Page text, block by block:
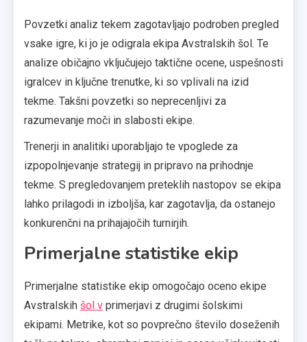
Povzetki analiz tekem zagotavljajo podroben pregled
vsake igre, ki jo je odigrala ekipa Avstralskih šol. Te
analize običajno vključujejo taktične ocene, uspešnosti
igralcev in ključne trenutke, ki so vplivali na izid
tekme. Takšni povzetki so neprecenljivi za
razumevanje moči in slabosti ekipe.
Trenerji in analitiki uporabljajo te vpoglede za
izpopolnjevanje strategij in pripravo na prihodnje
tekme. S pregledovanjem preteklih nastopov se ekipa
lahko prilagodi in izboljša, kar zagotavlja, da ostanejo
konkurenčni na prihajajočih turnirjih.
Primerjalne statistike ekip
Primerjalne statistike ekip omogočajo oceno ekipe
Avstralskih šol v primerjavi z drugimi šolskimi
ekipami. Metrike, kot so povprečno število doseženih